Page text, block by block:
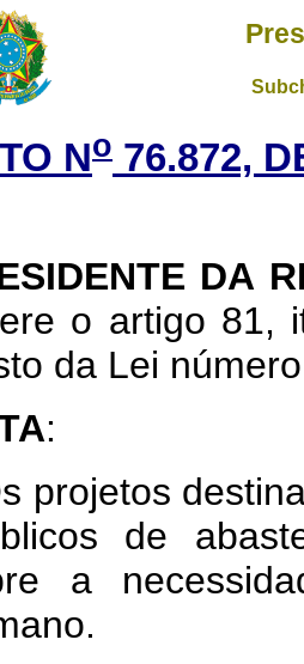
No 76.872,
DA
o artigo 81,
da Lei
:
projetos
de
a